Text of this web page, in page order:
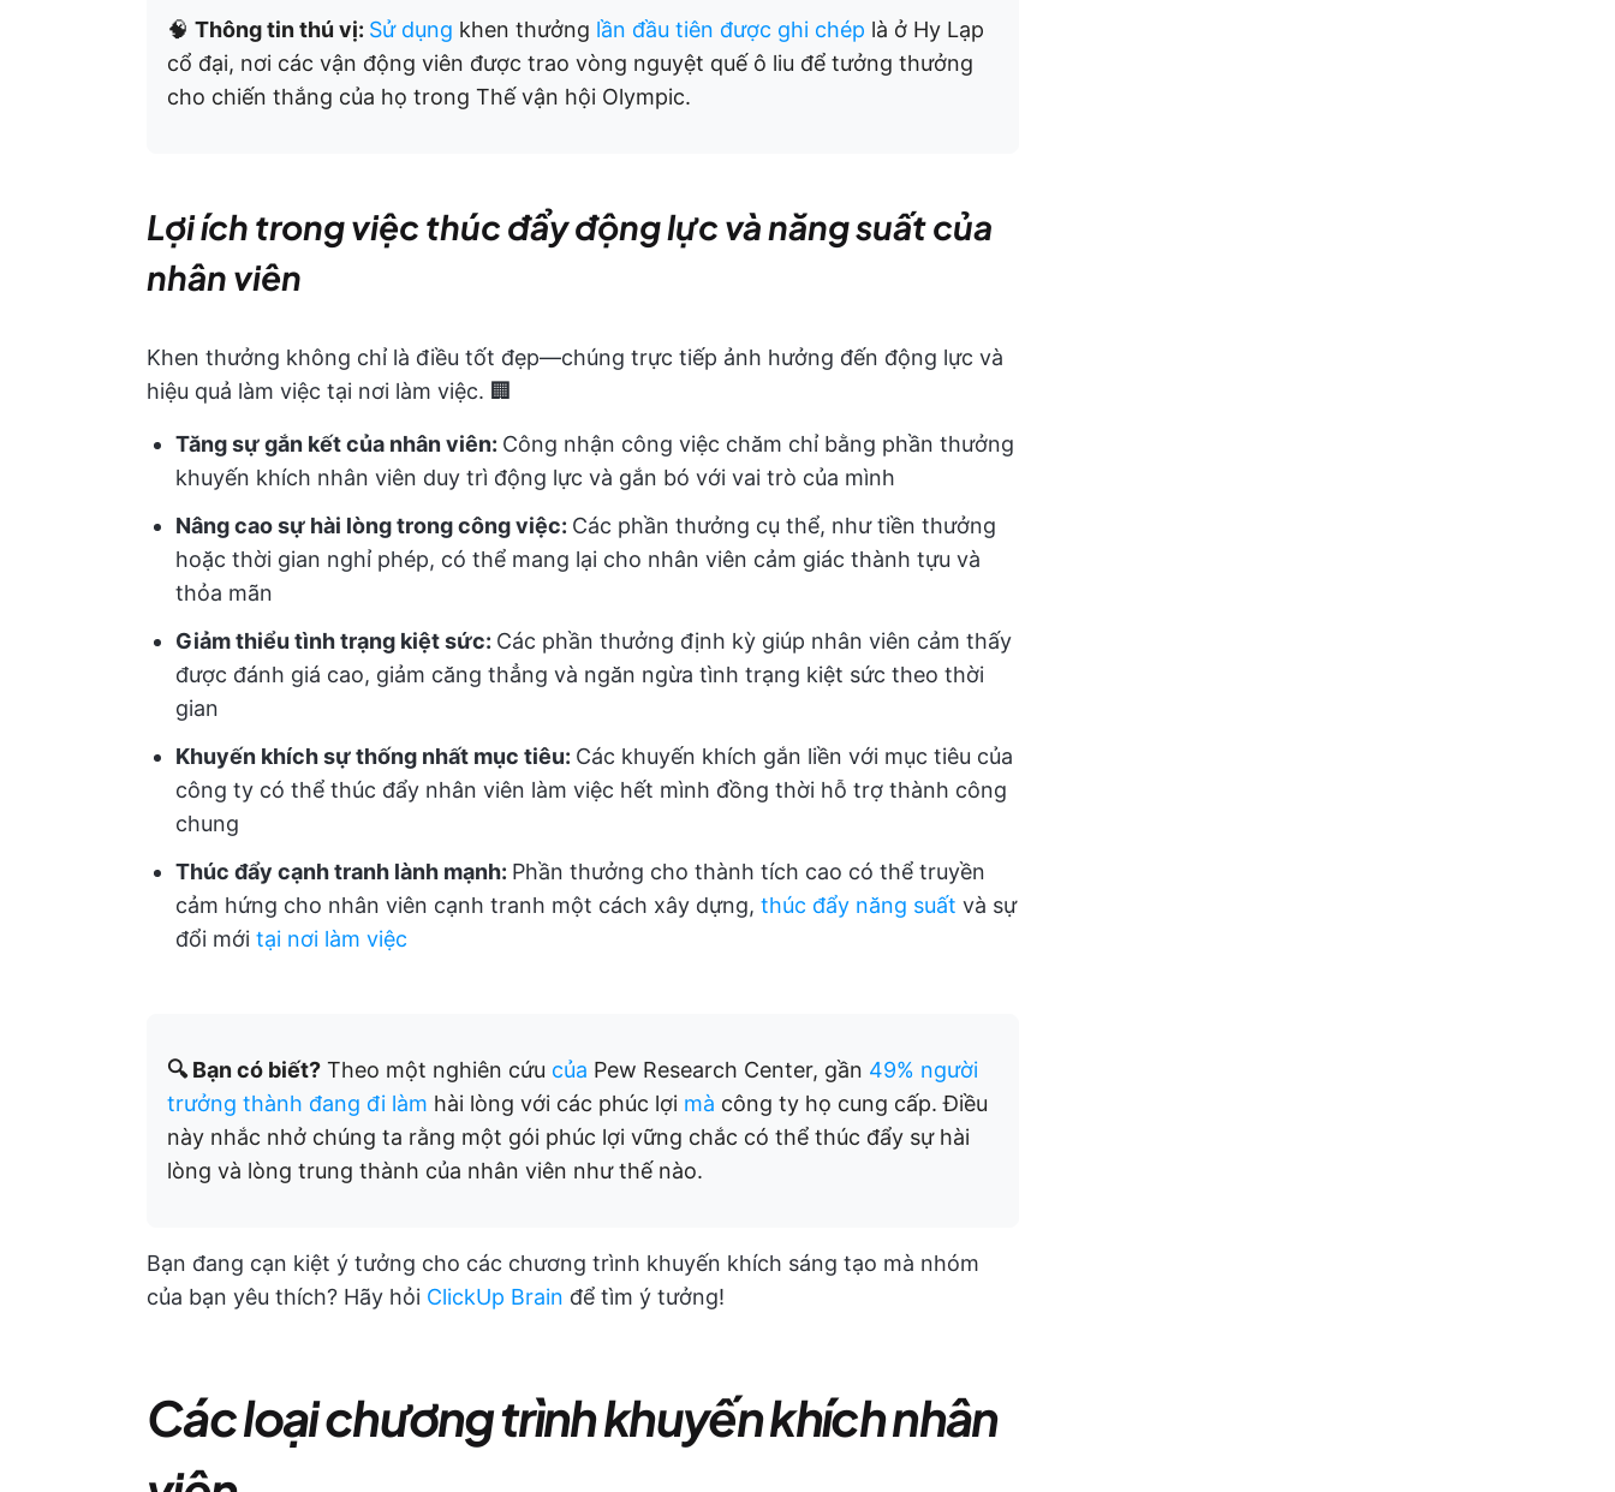
🧠 Thông tin thú vị: Sử dụng khen thưởng lần đầu tiên được ghi chép là ở Hy Lạp
cổ đại, nơi các vận động viên được trao vòng nguyệt quế ô liu để tưởng thưởng
cho chiến thắng của họ trong Thế vận hội Olympic.
Lợi ích trong việc thúc đẩy động lực và năng suất của
nhân viên
Khen thưởng không chỉ là điều tốt đẹp—chúng trực tiếp ảnh hưởng đến động lực và
hiệu quả làm việc tại nơi làm việc. 🏢
Tăng sự gắn kết của nhân viên: Công nhận công việc chăm chỉ bằng phần thưởng
khuyến khích nhân viên duy trì động lực và gắn bó với vai trò của mình
Nâng cao sự hài lòng trong công việc: Các phần thưởng cụ thể, như tiền thưởng
hoặc thời gian nghỉ phép, có thể mang lại cho nhân viên cảm giác thành tựu và
thỏa mãn
Giảm thiểu tình trạng kiệt sức: Các phần thưởng định kỳ giúp nhân viên cảm thấy
được đánh giá cao, giảm căng thẳng và ngăn ngừa tình trạng kiệt sức theo thời
gian
Khuyến khích sự thống nhất mục tiêu: Các khuyến khích gắn liền với mục tiêu của
công ty có thể thúc đẩy nhân viên làm việc hết mình đồng thời hỗ trợ thành công
chung
Thúc đẩy cạnh tranh lành mạnh: Phần thưởng cho thành tích cao có thể truyền
cảm hứng cho nhân viên cạnh tranh một cách xây dựng, thúc đẩy năng suất và sự
đổi mới tại nơi làm việc
🔍 Bạn có biết? Theo một nghiên cứu của Pew Research Center, gần 49% người
trưởng thành đang đi làm hài lòng với các phúc lợi mà công ty họ cung cấp. Điều
này nhắc nhở chúng ta rằng một gói phúc lợi vững chắc có thể thúc đẩy sự hài
lòng và lòng trung thành của nhân viên như thế nào.
Bạn đang cạn kiệt ý tưởng cho các chương trình khuyến khích sáng tạo mà nhóm
của bạn yêu thích? Hãy hỏi ClickUp Brain để tìm ý tưởng!
Các loại chương trình khuyến khích nhân